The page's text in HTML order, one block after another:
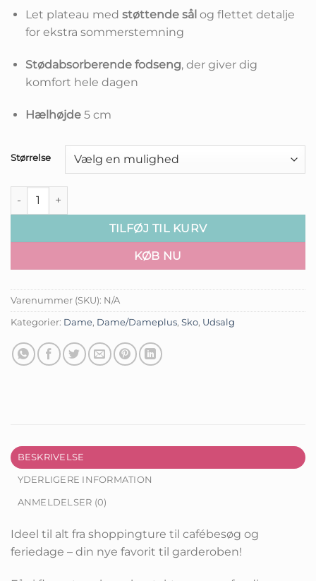
Let plateau med støttende sål og flettet detalje
for ekstra sommerstemning
Stødabsorberende fodseng, der giver dig
komfort hele dagen
Hælhøjde5 cm
Størrelse
Victoria Sandal - Elegance og komfort i ét antal
TILFØJ TIL KURV
KØB NU
Varenummer (SKU): N/A
Kategorier: Dame, Dame/Dameplus, Sko, Udsalg
BESKRIVELSE
YDERLIGERE INFORMATION
ANMELDELSER (0)
Ideel til alt fra shoppingture til cafébesøg og
feriedage – din nye favorit til garderoben!